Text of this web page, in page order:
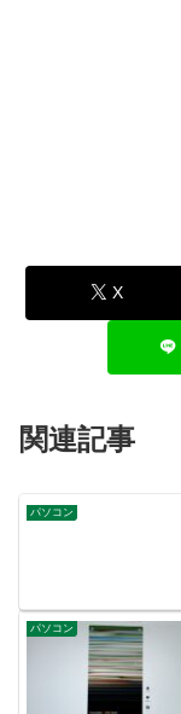
X
関連記事
パソコン
パソコン